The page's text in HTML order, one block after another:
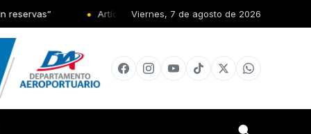
Artículo de Actualidad: El poder también enferma; Por Edwin De La
Viernes, 7 de agosto de 2026